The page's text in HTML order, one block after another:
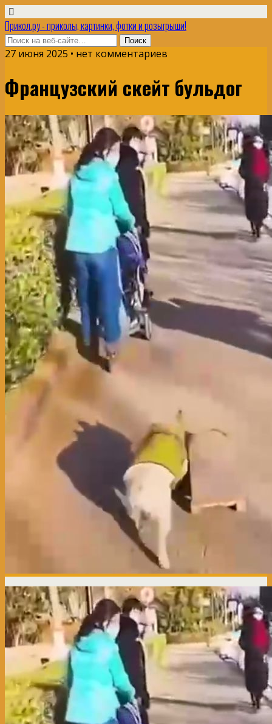
Прикол.ру - приколы, картинки, фотки и розыгрыши!
27 июня 2025 • нет комментариев
Французский скейт бульдог